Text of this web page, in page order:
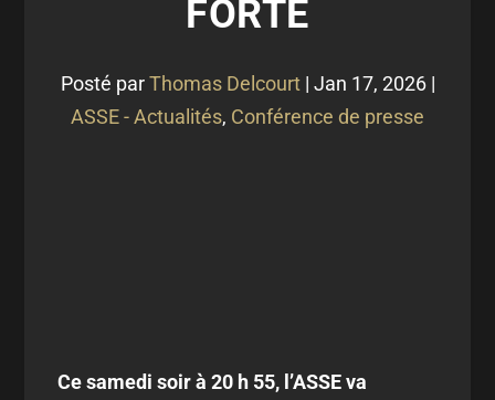
FORTE
Posté parThomas Delcourt| Jan 17, 2026|
ASSE - Actualités, Conférence de presse
Ce samedi soir à 20 h 55, l’ASSE va